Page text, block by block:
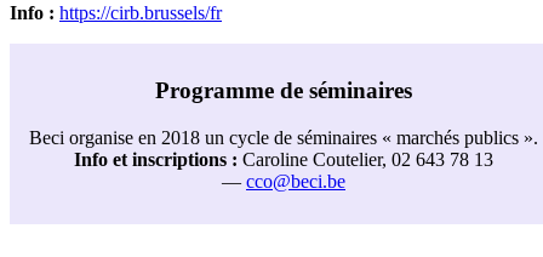
Info : https://cirb.brussels/fr
Programme de séminaires
Beci organise en 2018 un cycle de séminaires « marchés publics ».
Info et inscriptions : Caroline Coutelier, 02 643 78 13
— cco@beci.be